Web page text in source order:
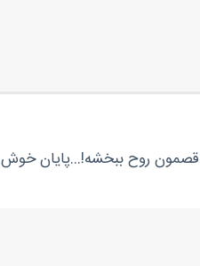
قصمون روح ببخشه!…پایان خوش